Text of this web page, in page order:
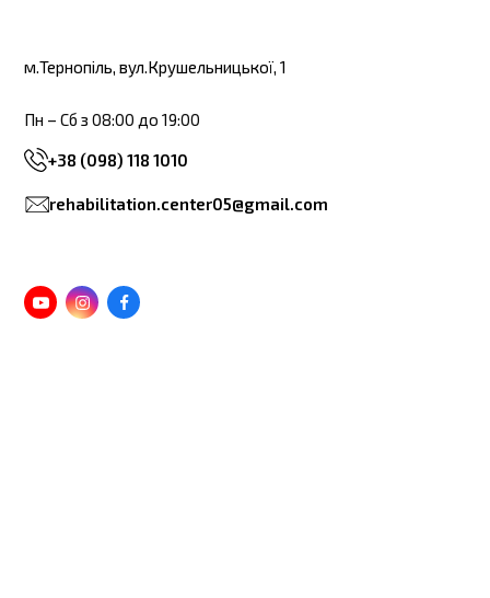
м.Тернопіль, вул.Крушельницької, 1
Пн – Сб з 08:00 до 19:00
+38 (098) 118 1010
rehabilitation.center05@gmail.com
YoutubeInstagramFacebook